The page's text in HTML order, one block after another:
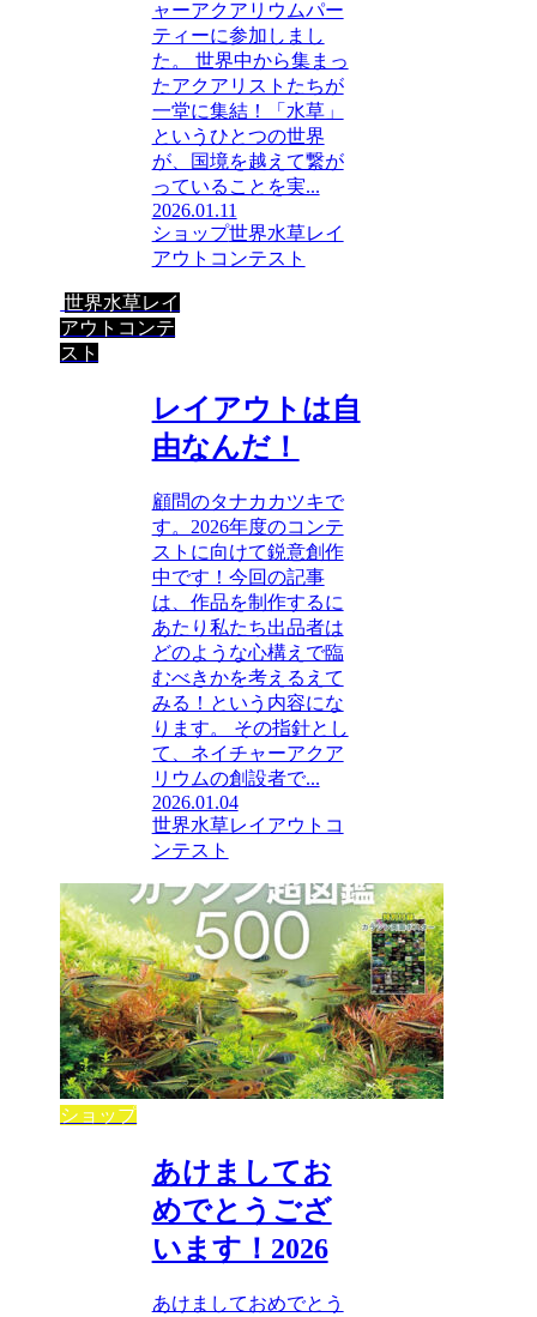
ャーアクアリウムパー
ティーに参加しまし
た。 世界中から集まっ
たアクアリストたちが
一堂に集結！「水草」
というひとつの世界
が、国境を越えて繋が
っていることを実...
2026.01.11
ショップ世界水草レイ
アウトコンテスト
世界水草レイ
アウトコンテ
スト
レイアウトは自
由なんだ！
顧問のタナカカツキで
す。2026年度のコンテ
ストに向けて鋭意創作
中です！今回の記事
は、作品を制作するに
あたり私たち出品者は
どのような心構えで臨
むべきかを考えるえて
みる！という内容にな
ります。 その指針とし
て、ネイチャーアクア
リウムの創設者で...
2026.01.04
世界水草レイアウトコ
ンテスト
ショップ
あけましてお
めでとうござ
います！2026
あけましておめでとう